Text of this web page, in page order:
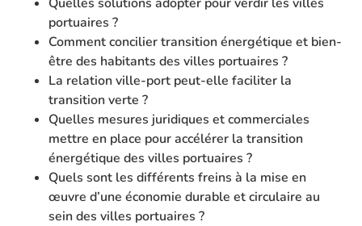
portuaires ?
Comment concilier transition énergétique et bien-
être des habitants des villes portuaires ?
La relation ville-port peut-elle faciliter la
transition verte ?
Quelles mesures juridiques et commerciales
mettre en place pour accélérer la transition
énergétique des villes portuaires ?
Quels sont les différents freins à la mise en
œuvre d’une économie durable et circulaire au
sein des villes portuaires ?